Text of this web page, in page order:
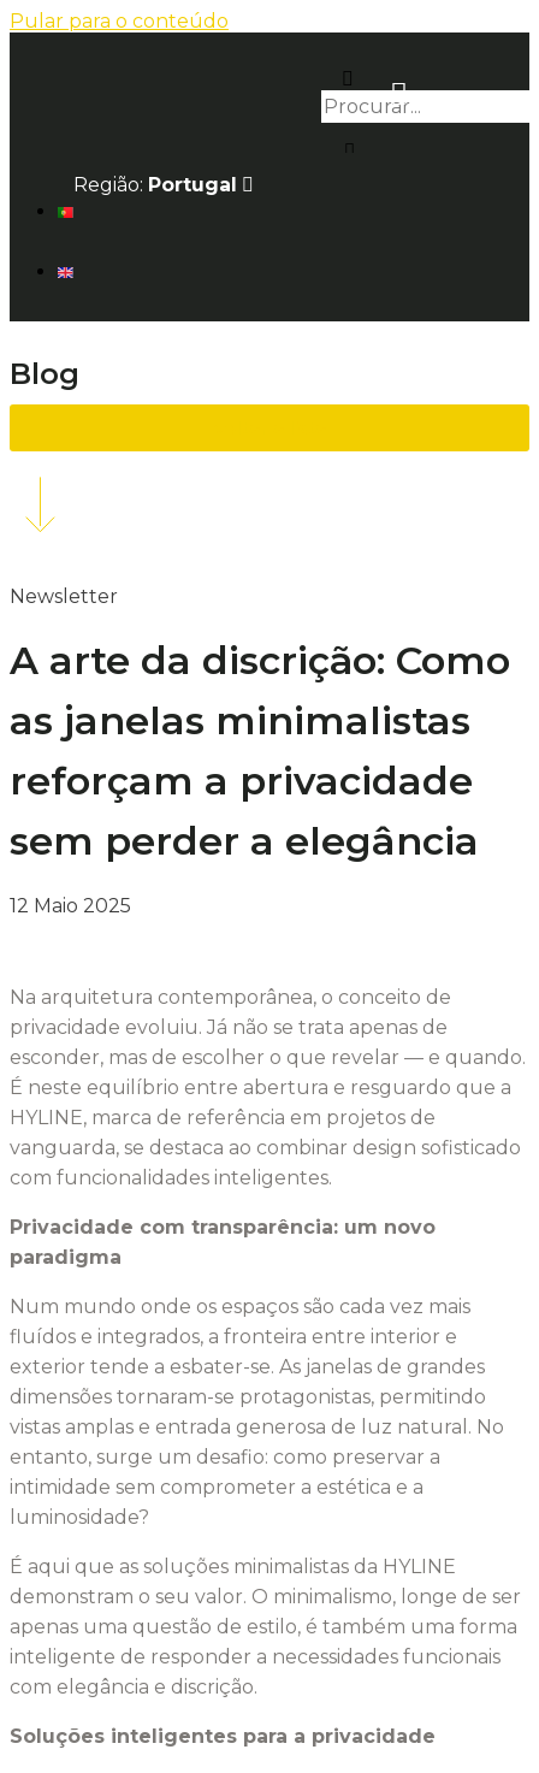
Pular para o conteúdo
Região: Portugal
Blog
Newsletter
A arte da discrição: Como
as janelas minimalistas
reforçam a privacidade
sem perder a elegância
12 Maio 2025
Na arquitetura contemporânea, o conceito de
privacidade evoluiu. Já não se trata apenas de
esconder, mas de escolher o que revelar — e quando.
É neste equilíbrio entre abertura e resguardo que a
HYLINE, marca de referência em projetos de
vanguarda, se destaca ao combinar design sofisticado
com funcionalidades inteligentes.
Privacidade com transparência: um novo
paradigma
Num mundo onde os espaços são cada vez mais
fluídos e integrados, a fronteira entre interior e
exterior tende a esbater-se. As janelas de grandes
dimensões tornaram-se protagonistas, permitindo
vistas amplas e entrada generosa de luz natural. No
entanto, surge um desafio: como preservar a
intimidade sem comprometer a estética e a
luminosidade?
É aqui que as soluções minimalistas da HYLINE
demonstram o seu valor. O minimalismo, longe de ser
apenas uma questão de estilo, é também uma forma
inteligente de responder a necessidades funcionais
com elegância e discrição.
Soluções inteligentes para a privacidade